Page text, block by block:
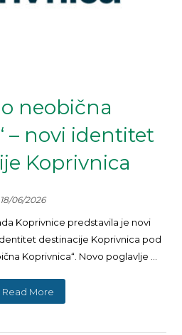
neobična
– novi identitet
Koprivnica
18/06/2026
Koprivnice predstavila je novi
destinacije Koprivnica pod
Koprivnica“. Novo poglavlje ...
Read More